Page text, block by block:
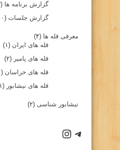
گزارش برنامه ها (۱۲۳)
گزارش جلسات (۱۰)
معرفی قله ها (۴)
قله های ایران (۱)
قله های پامیر (۲)
قله های خراسان (۱)
قله های نیشابور (۱)
نیشابور شناسی (۲)
كانال تلگرام باشگاه
صفحه اينستاگرام باشگاه